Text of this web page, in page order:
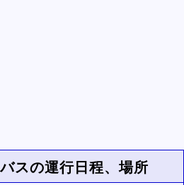
スの運行日程、場所